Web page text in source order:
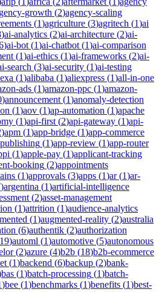
growth (2)agency-scaling
(1)agriculture (3)agritech (1)ai
)ai-analytics (2)ai-architecture (2)ai-
)ai-bot (1)ai-chatbot (1)ai-comparison
(1)ai-ethics (1)ai-frameworks (2)ai-
search (3)ai-security (1)ai-testing
(1)alibaba (1)aliexpress (1)all-in-one
ads (1)amazon-ppc (1)amazon-
)announcement (1)anomaly-detection
(1)aov (1)ap-automation (1)apache
(1)api-first (2)api-gateway (1)api-
)apm (1)app-bridge (1)app-commerce
(1)app-review (1)app-router
(1)apple-pay (1)applicant-tracking
booking (2)appointments
(1)approvals (3)apps (1)ar(1)ar-
)argentina (1)artificial-intelligence
(2)asset-management
(1)attrition (1)audience-analytics
(1)augmented-reality (2)australia
(6)authentik (2)authorization
)automl (1)automotive (5)autonomous
(2)azure (4)b2b (18)b2b-ecommerce
(1)backend (6)backup (2)bank-
bas (1)batch-processing (1)batch-
)bee (1)benchmarks (1)benefits (1)best-